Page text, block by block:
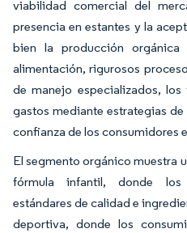
viabilidad comercial del
presencia en estantes y la
bien la producción
alimentación, rigurosos
de manejo especializados,
gastos mediante estrategias
confianza de los consumidores
El segmento orgánico muestra
fórmula infantil, donde los
estándares de calidad e
deportiva, donde los